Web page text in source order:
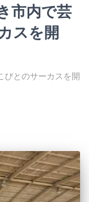
市内で芸
スを開
びとのサーカスを開